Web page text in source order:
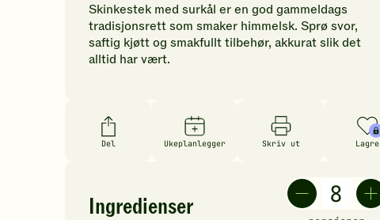
oppskriften.
Skinkestek med surkål er en god gammeldags
tradisjonsrett som smaker himmelsk. Sprø svor,
saftig kjøtt og smakfullt tilbehør, akkurat slik det
alltid har vært.
Del Ukeplanlegger Skriv ut Lagre
Ingredienser